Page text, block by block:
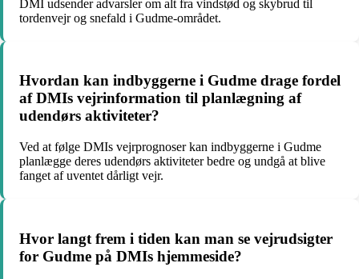
DMI udsender advarsler om alt fra vindstød og skybrud til
tordenvejr og snefald i Gudme-området.
Hvordan kan indbyggerne i Gudme drage fordel
af DMIs vejrinformation til planlægning af
udendørs aktiviteter?
Ved at følge DMIs vejrprognoser kan indbyggerne i Gudme
planlægge deres udendørs aktiviteter bedre og undgå at blive
fanget af uventet dårligt vejr.
Hvor langt frem i tiden kan man se vejrudsigter
for Gudme på DMIs hjemmeside?